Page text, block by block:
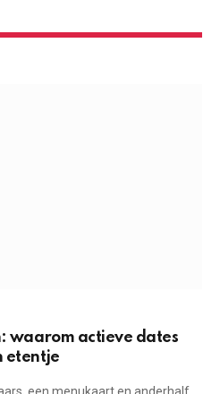
waarom actieve dates
etentje